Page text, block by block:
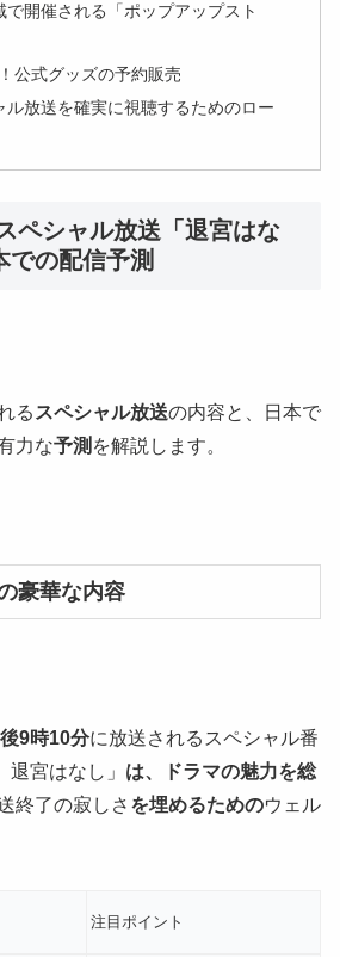
で開催される「ポップアップスト
公式グッズの予約販売
ル放送を確実に視聴するためのロー
ペシャル放送「退宮はな
での配信予測
る スペシャル放送の内容と、日本で
力な予測 を解説します。
豪華な内容
9時10分に放送されるスペシャル番
宮はなし」 は、ドラマの魅力を総
終了の寂しさ を埋めるためのウェル
注目ポイント